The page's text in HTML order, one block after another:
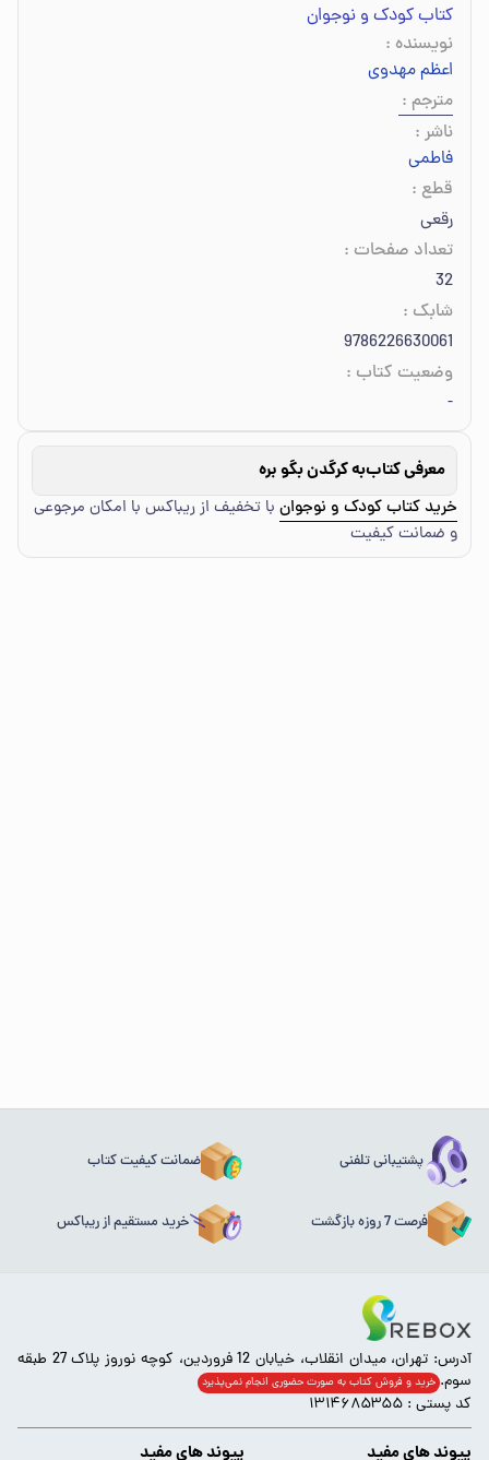
کتاب کودک و نوجوان
نویسنده :
اعظم مهدوی
مترجم :
ناشر :
فاطمی
قطع :
رقعی
تعداد صفحات :
32
شابک :
9786226630061
وضعیت کتاب :
-
معرفی کتاببه کرگدن بگو بره
خرید کتاب کودک و نوجوان با تخفیف از ریباکس با امکان مرجوعی
و ضمانت کیفیت
پشتیبانی تلفنی ضمانت کیفیت کتاب
فرصت 7 روزه بازگشت خرید مستقیم از ریباکس
آدرس: تهران، میدان انقلاب، خیابان 12 فروردین، کوچه نوروز پلاک 27 طبقه
سوم. خرید و فروش کتاب به صورت حضوری انجام‌ نمی‌پذیرد
کد پستی : ۱۳۱۴۶۸۵۳۵۵
پیوند های مفید پیوند های مفید